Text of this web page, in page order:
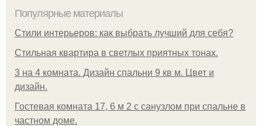
Популярные материалы
Стили интерьеров: как выбрать лучший для себя?
Стильная квартира в светлых приятных тонах.
3 на 4 комната. Дизайн спальни 9 кв м. Цвет и
дизайн.
Гостевая комната 17, 6 м 2 с санузлом при спальне в
частном доме.